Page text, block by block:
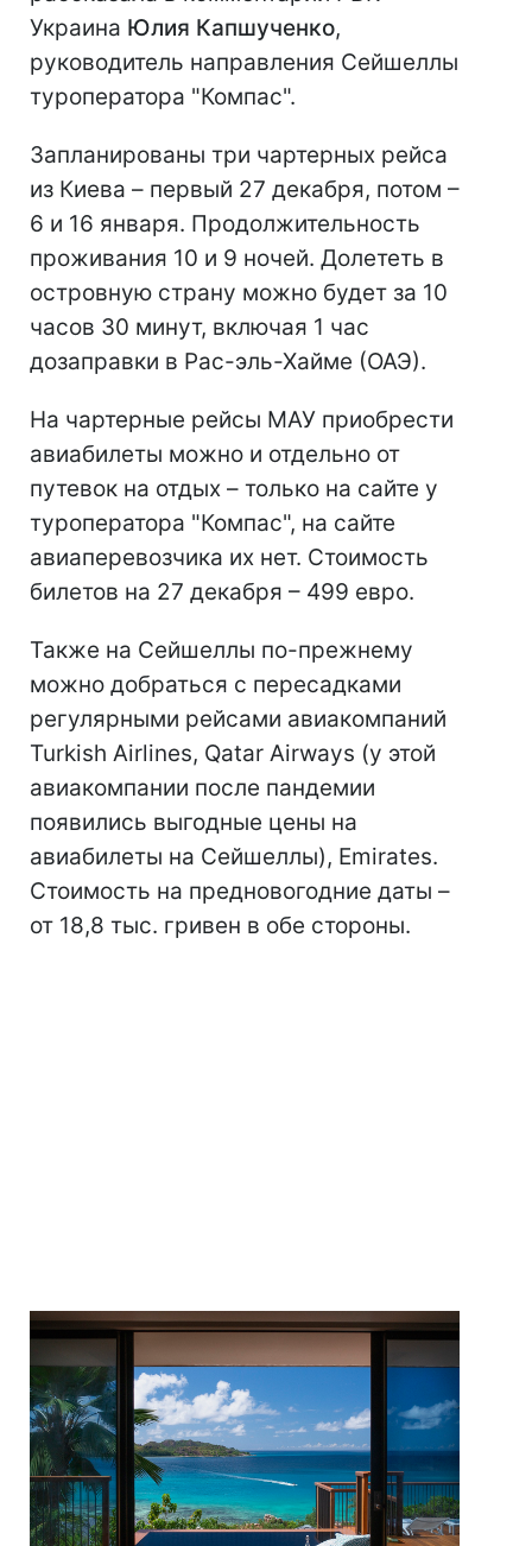
Украина Юлия Капшученко,
руководитель направления Сейшеллы
туроператора "Компас".
Запланированы три чартерных рейса
из Киева – первый 27 декабря, потом –
6 и 16 января. Продолжительность
проживания 10 и 9 ночей. Долететь в
островную страну можно будет за 10
часов 30 минут, включая 1 час
дозаправки в Рас-эль-Хайме (ОАЭ).
На чартерные рейсы МАУ приобрести
авиабилеты можно и отдельно от
путевок на отдых – только на сайте у
туроператора "Компас", на сайте
авиаперевозчика их нет. Стоимость
билетов на 27 декабря – 499 евро.
Также на Сейшеллы по-прежнему
можно добраться с пересадками
регулярными рейсами авиакомпаний
Turkish Airlines, Qatar Airways (у этой
авиакомпании после пандемии
появились выгодные цены на
авиабилеты на Сейшеллы), Emirates.
Стоимость на предновогодние даты –
от 18,8 тыс. гривен в обе стороны.